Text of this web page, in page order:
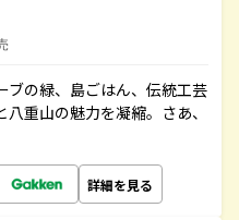
ブの緑、島ごはん、伝統工芸
重山の魅力を凝縮。さあ、
詳細を見る